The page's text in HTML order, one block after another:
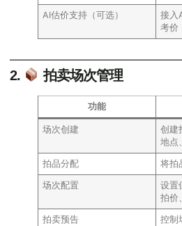
AI估价支持（可选）
接入
考价
2. 拍卖场次管理
功能
场次创建
创建
地点
拍品分配 将拍
场次配置
设置
拍价
拍卖预告
控制